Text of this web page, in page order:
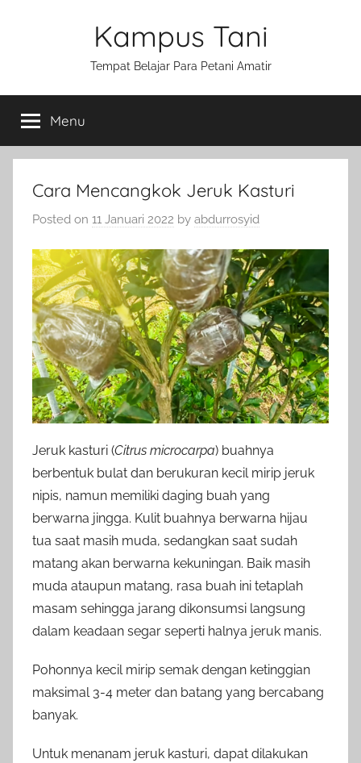
Kampus Tani
Tempat Belajar Para Petani Amatir
Menu
Cara Mencangkok Jeruk Kasturi
Posted on 11 Januari 2022 by abdurrosyid
Jeruk kasturi (Citrus microcarpa) buahnya
berbentuk bulat dan berukuran kecil mirip jeruk
nipis, namun memiliki daging buah yang
berwarna jingga. Kulit buahnya berwarna hijau
tua saat masih muda, sedangkan saat sudah
matang akan berwarna kekuningan. Baik masih
muda ataupun matang, rasa buah ini tetaplah
masam sehingga jarang dikonsumsi langsung
dalam keadaan segar seperti halnya jeruk manis.
Pohonnya kecil mirip semak dengan ketinggian
maksimal 3-4 meter dan batang yang bercabang
banyak.
Untuk menanam jeruk kasturi, dapat dilakukan